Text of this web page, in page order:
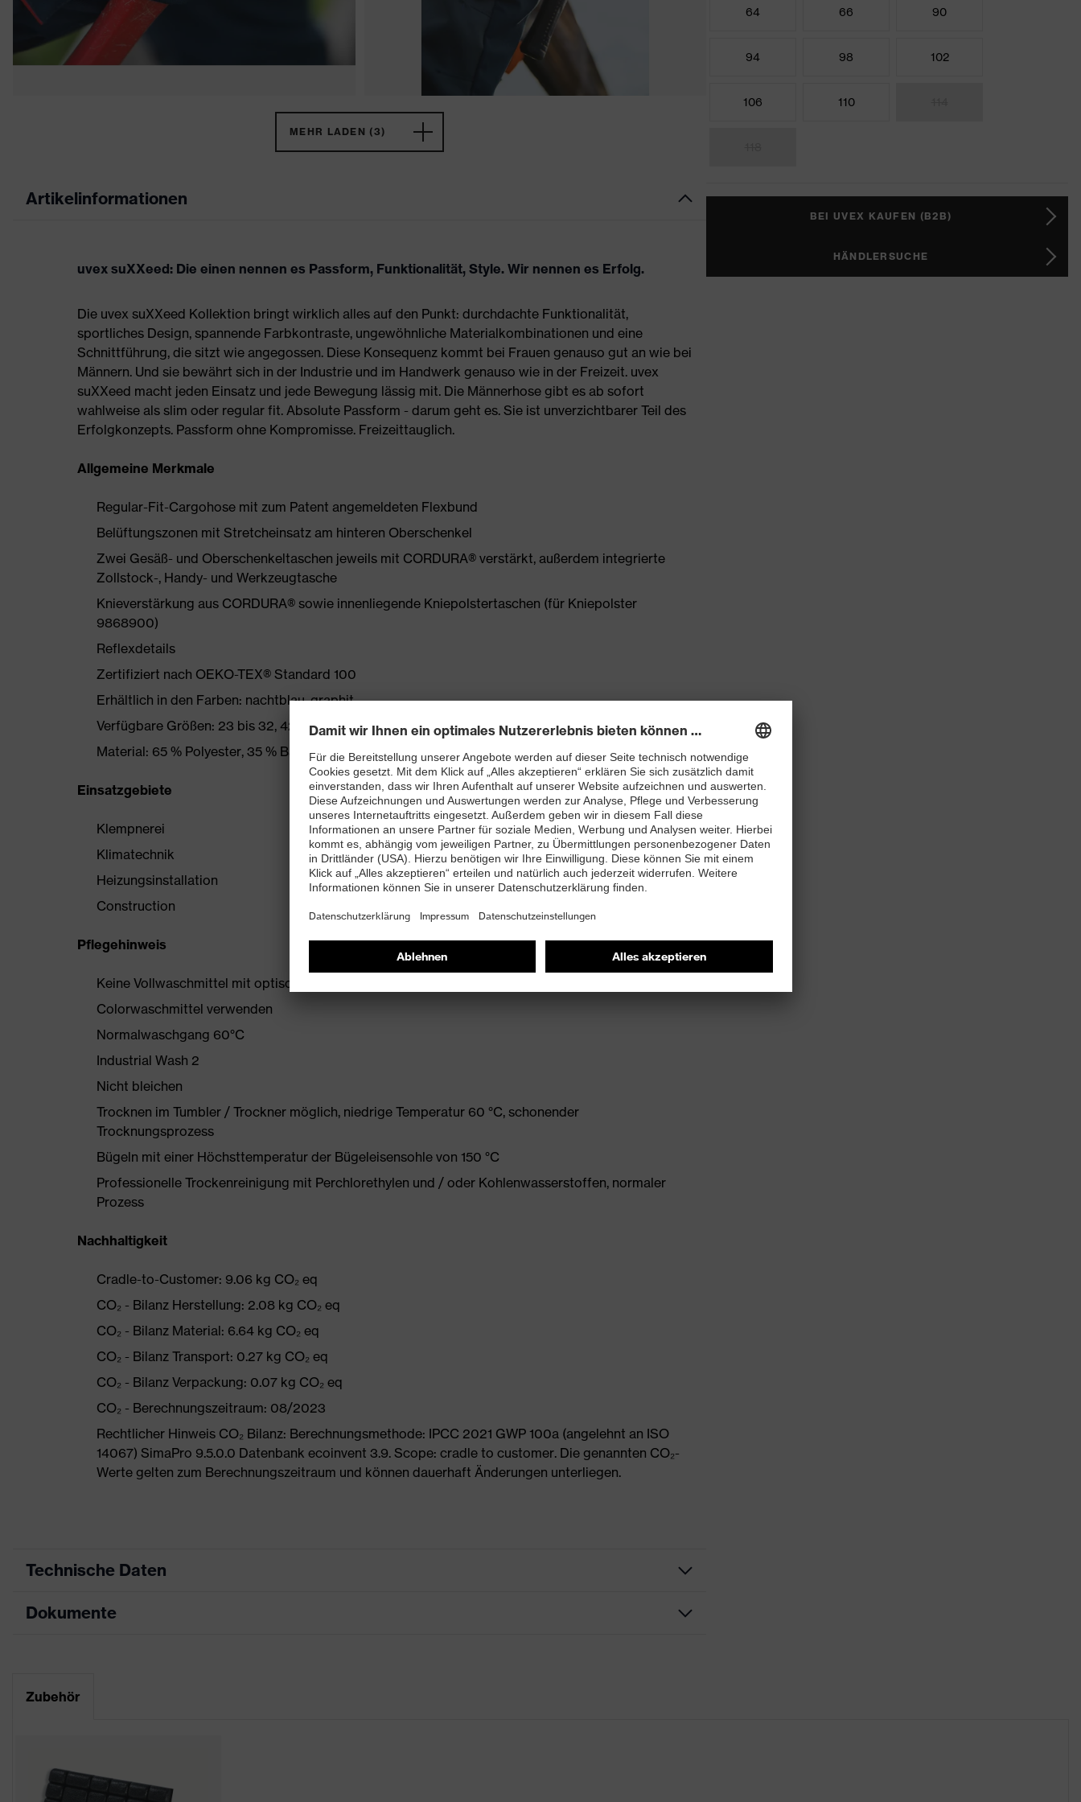
MEHR LADEN (3)
Artikelinformationen
uvex suXXeed: Die einen nennen es Passform, Funktionalität, Style. Wir nennen es Erfolg.
Die uvex suXXeed Kollektion bringt wirklich alles auf den Punkt: durchdachte Funktionalität,
sportliches Design, spannende Farbkontraste, ungewöhnliche Materialkombinationen und eine
Schnittführung, die sitzt wie angegossen. Diese Konsequenz kommt bei Frauen genauso gut an wie bei
Männern. Und sie bewährt sich in der Industrie und im Handwerk genauso wie in der Freizeit. uvex
suXXeed macht jeden Einsatz und jede Bewegung lässig mit. Die Männerhose gibt es ab sofort
wahlweise als slim oder regular fit. Absolute Passform - darum geht es. Sie ist unverzichtbarer Teil des
Erfolgkonzepts. Passform ohne Kompromisse. Freizeittauglich.
Allgemeine Merkmale
Regular-Fit-Cargohose mit zum Patent angemeldeten Flexbund
Belüftungszonen mit Stretcheinsatz am hinteren Oberschenkel
Zwei Gesäß- und Oberschenkeltaschen jeweils mit CORDURA® verstärkt, außerdem integrierte
Zollstock-, Handy- und Werkzeugtasche
Knieverstärkung aus CORDURA® sowie innenliegende Kniepolstertaschen (für Kniepolster
9868900)
Reflexdetails
Zertifiziert nach OEKO-TEX® Standard 100
Erhältlich in den Farben: nachtblau, graphit
Verfügbare Größen: 23 bis 32, 42 bis 66 und 90 bis 110
Material: 65 % Polyester, 35 % Baumwolle
Einsatzgebiete
Klempnerei
Klimatechnik
Heizungsinstallation
Construction
Pflegehinweis
Keine Vollwaschmittel mit optischem Aufheller verwenden
Colorwaschmittel verwenden
Normalwaschgang 60°C
Industrial Wash 2
Nicht bleichen
Trocknen im Tumbler / Trockner möglich, niedrige Temperatur 60 °C, schonender
Trocknungsprozess
Bügeln mit einer Höchsttemperatur der Bügeleisensohle von 150 °C
Professionelle Trockenreinigung mit Perchlorethylen und / oder Kohlenwasserstoffen, normaler
Prozess
Nachhaltigkeit
Cradle-to-Customer: 9.06 kg CO₂ eq
CO₂ - Bilanz Herstellung: 2.08 kg CO₂ eq
CO₂ - Bilanz Material: 6.64 kg CO₂ eq
CO₂ - Bilanz Transport: 0.27 kg CO₂ eq
CO₂ - Bilanz Verpackung: 0.07 kg CO₂ eq
CO₂ - Berechnungszeitraum: 08/2023
Rechtlicher Hinweis CO₂ Bilanz: Berechnungsmethode: IPCC 2021 GWP 100a (angelehnt an ISO
14067) SimaPro 9.5.0.0 Datenbank ecoinvent 3.9. Scope: cradle to customer. Die genannten CO₂-
Werte gelten zum Berechnungszeitraum und können dauerhaft Änderungen unterliegen.
Technische Daten
Produktart
Farbe
Dokumente
64 66 90
94 98 102
106 110
BEI UVEX KAUFEN (B2B)
HÄNDLERSUCHE
Zubehör